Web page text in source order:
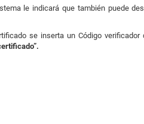
le indicará que también puede
se inserta un Código